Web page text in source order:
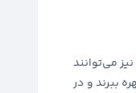
می‌توانند
ببرند و در